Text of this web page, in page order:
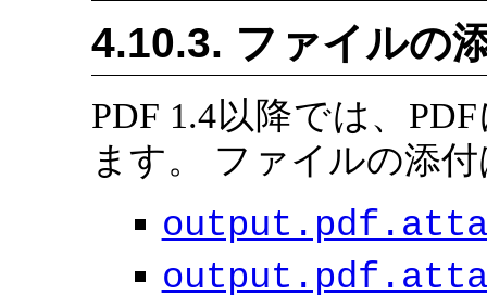
4.10.3. ファイルの
PDF 1.4以降では、
ます。 ファイルの添付